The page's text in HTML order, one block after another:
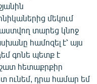
մեկում
տարեց կնոջ
համոզել է՝ այս
գոնե պետք է
հետաքրքիր
ունեմ, դրա համար եմ